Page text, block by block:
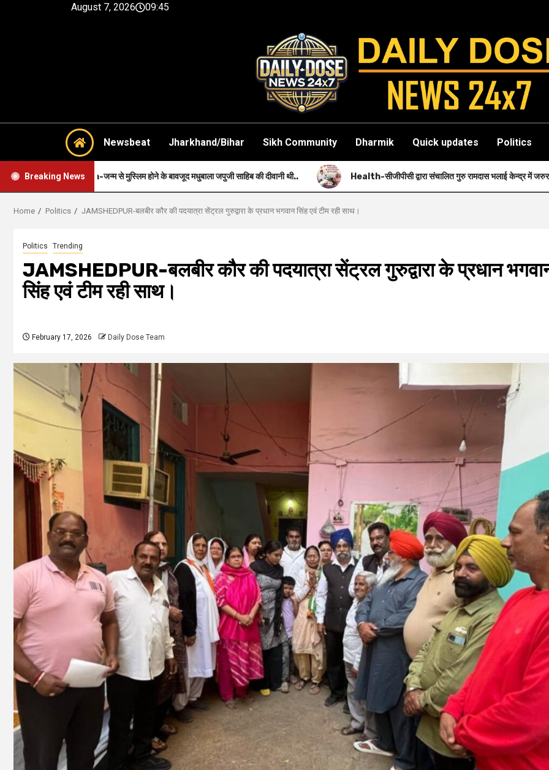
August 7, 2026 09:45
Newsbeat Jharkhand/Bihar Sikh Community Dharmik Quick updates Politics
Breaking News
जन्म से मुस्लिम होने के बावजूद मधुबाला जपुजी साहिब की दीवानी थी.. Health-सीजीपीसी द्वारा संचालित गुरु रामदास भलाई केन्द्र में जरुरतमंदों को नि: शुल्क स्वास्थ्य
Home Politics JAMSHEDPUR-बलबीर कौर की पदयात्रा सेंट्रल गुरुद्वारा के प्रधान भगवान सिंह एवं टीम रही साथ।
Politics Trending
JAMSHEDPUR-बलबीर कौर की पदयात्रा सेंट्रल गुरुद्वारा के प्रधान
सिंह एवं टीम रही साथ।
February 17, 2026 Daily Dose Team